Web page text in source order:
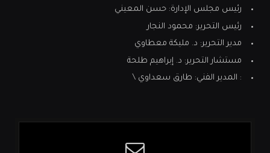
رئيس مجلس الإدارة: حسن المعيني
رئيس التحرير: محمود النجار
مدير التحرير: د. مليكة معطاوي
مستشار التحرير: د. إبراهيم طلحة
: المدير الفني: طارق سعداوي \